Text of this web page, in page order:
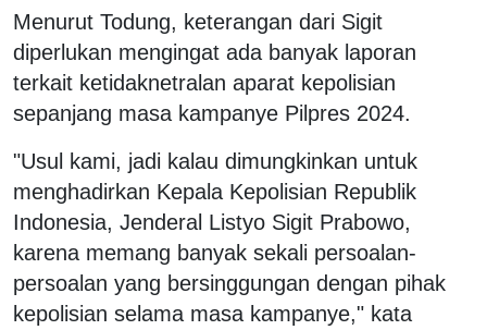
Menurut Todung, keterangan dari Sigit
diperlukan mengingat ada banyak laporan
terkait ketidaknetralan aparat kepolisian
sepanjang masa kampanye Pilpres 2024.
"Usul kami, jadi kalau dimungkinkan untuk
menghadirkan Kepala Kepolisian Republik
Indonesia, Jenderal Listyo Sigit Prabowo,
karena memang banyak sekali persoalan-
persoalan yang bersinggungan dengan pihak
kepolisian selama masa kampanye," kata